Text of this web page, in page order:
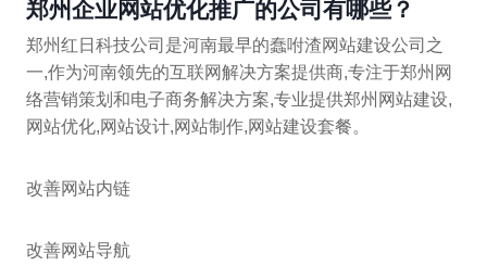
郑州企业网站优化推广的公司有哪些？
郑州红日科技公司是河南最早的蠢咐渣网站建设公司之
一,作为河南领先的互联网解决方案提供商,专注于郑州网
络营销策划和电子商务解决方案,专业提供郑州网站建设,
网站优化,网站设计,网站制作,网站建设套餐。
改善网站内链
改善网站导航